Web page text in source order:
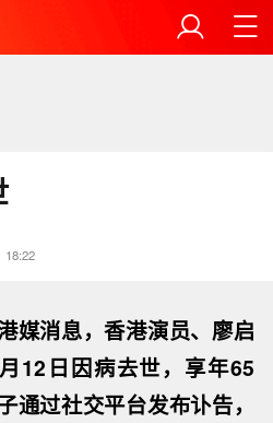
18:22
媒消息，香港演员、廖启
12日因病去世，享年65
通过社交平台发布讣告，